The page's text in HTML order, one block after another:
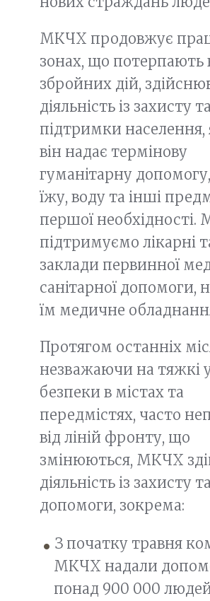
МКЧХ продовжує
зонах, що потерпають
збройних дій,
діяльність із захисту
підтримки
він надає термінову
гуманітарну
їжу, воду та інші
першої
підтримуємо лікарні
заклади первинної
санітарної допомоги,
їм медичне
Протягом останніх
незважаючи на тяжкі
безпеки в містах та
передмістях, часто
від ліній фронту, що
змінюються, МКЧХ
діяльність із захисту
допомоги, зокрема:
З початку травня
МКЧХ надали
понад 900 000